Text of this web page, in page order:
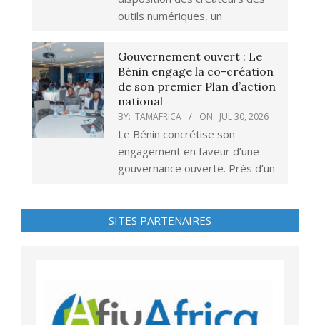
outils numériques, un
Gouvernement ouvert : Le
Bénin engage la co-création
de son premier Plan d’action
national
BY: TAMAFRICA ON: JUL 30, 2026
Le Bénin concrétise son
engagement en faveur d’une
gouvernance ouverte. Près d’un
SITES PARTENAIRES